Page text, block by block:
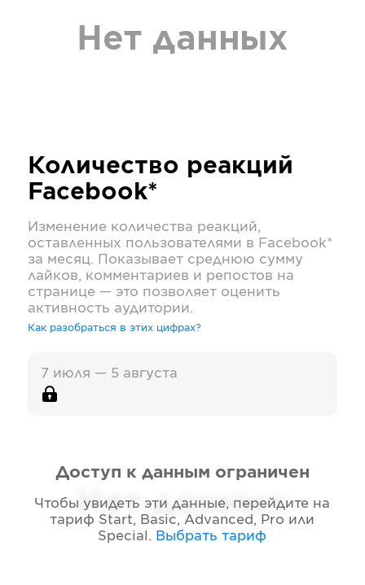
Нет данных
Количество реакций
Facebook*
Изменение количества реакций,
оставленных пользователями в Facebook*
за месяц. Показывает среднюю сумму
лайков, комментариев и репостов на
странице — это позволяет оценить
активность аудитории.
Как разобраться в этих цифрах?
7 июля — 5 августа
Нет данных
Доступ к данным ограничен
Чтобы увидеть эти данные, перейдите на
тариф Start, Basic, Advanced, Pro или
Special . Выбрать тариф